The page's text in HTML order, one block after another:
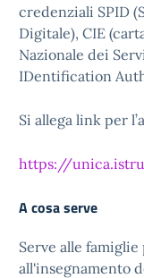
credenziali SPID
Digitale), CIE
Nazionale dei
IDentification
Si allega link per
https://
A cosa serve
Serve alle
all'insegnamento